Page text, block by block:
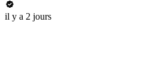
il y a 2 jours